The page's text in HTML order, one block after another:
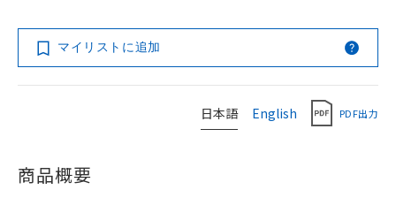
マイリストに追加
日本語 English PDF出力
商品概要